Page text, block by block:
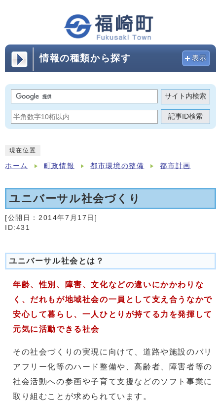
情報の種類から探す 表示
サイト内検索
記事ID検索
現在位置
ホーム 町政情報 都市環境の整備 都市計画
ユニバーサル社会づくり
[公開日： 2014年7月17日 ]
ID:431
ユニバーサル社会とは？
年齢、性別、障害、文化などの違いにかかわりな
く、だれもが地域社会の一員として支え合うなかで
安心して暮らし、一人ひとりが持てる力を発揮して
元気に活動できる社会
その社会づくりの実現に向けて、道路や施設のバリ
アフリー化等のハード整備や、高齢者、障害者等の
社会活動への参画や子育て支援などのソフト事業に
取り組むことが求められています。